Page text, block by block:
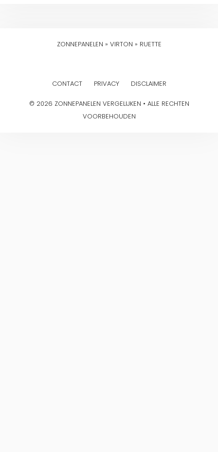
ZONNEPANELEN » VIRTON » RUETTE
CONTACT PRIVACY DISCLAIMER
© 2026 ZONNEPANELEN VERGELIJKEN • ALLE RECHTEN
VOORBEHOUDEN